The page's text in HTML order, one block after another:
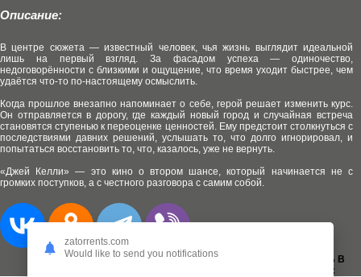
Описание:
В центре сюжета — известный человек, чья жизнь выглядит идеальной
лишь на первый взгляд. За фасадом успеха — одиночество,
недоговорённости с близкими и ощущение, что время уходит быстрее, чем
удаётся что‑то по-настоящему осмыслить.
Когда прошлое внезапно напоминает о себе, герой решает изменить курс.
Он отправляется в дорогу, где каждый новый город и случайная встреча
становятся ступенью к переоценке ценностей. Ему предстоит столкнуться с
последствиями давних решений, услышать то, что долго игнорировал, и
попытаться восстановить то, что, казалось, уже не вернуть.
«Джей Келли» — это кино о втором шансе, который начинается не с
громких поступков, а с честного разговора с самим собой.
ДОБАВИТЬ В
ЗАКЛАДКИ:
zatorrents.com
Would like to send you notifications